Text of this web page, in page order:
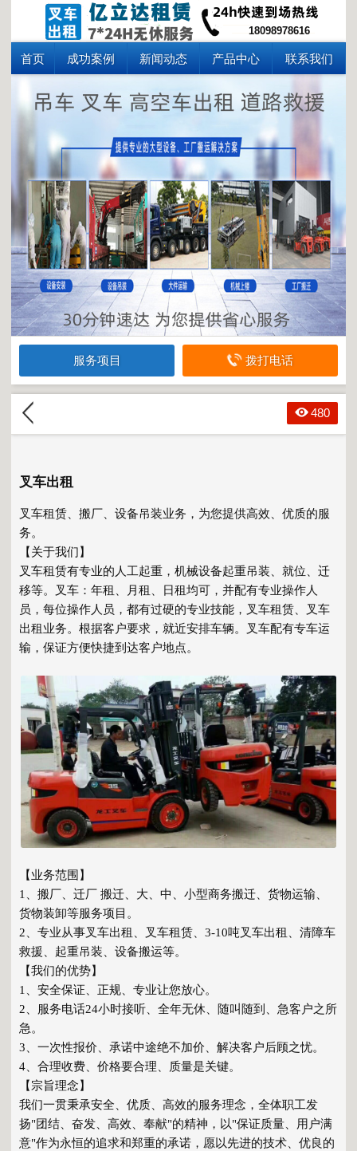
18098978616
首页 成功案例 新闻动态 产品中心 联系我们
服务项目 拨打电话
480
叉车出租
叉车租赁、搬厂、设备吊装业务，为您提供高效、优质的服
务。
【关于我们】
叉车租赁有专业的人工起重，机械设备起重吊装、就位、迁
移等。叉车：年租、月租、日租均可，并配有专业操作人
员，每位操作人员，都有过硬的专业技能，叉车租赁、叉车
出租业务。根据客户要求，就近安排车辆。叉车配有专车运
输，保证方便快捷到达客户地点。
【业务范围】
1、搬厂、迁厂 搬迁、大、中、小型商务搬迁、货物运输、
货物装卸等服务项目。
2、专业从事叉车出租、叉车租赁、3-10吨叉车出租、清障车
救援、起重吊装、设备搬运等。
【我们的优势】
1、安全保证、正规、专业让您放心。
2、服务电话24小时接听、全年无休、随叫随到、急客户之所
急。
3、一次性报价、承诺中途绝不加价、解决客户后顾之忧。
4、合理收费、价格要合理、质量是关键。
【宗旨理念】
我们一贯秉承安全、优质、高效的服务理念，全体职工发
扬"团结、奋发、高效、奉献"的精神，以"保证质量、用户满
意"作为永恒的追求和郑重的承诺，愿以先进的技术、优良的